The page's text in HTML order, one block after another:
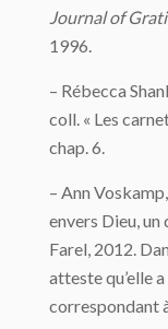
Journal of
1996.
– Rébecca
coll. « Les
chap. 6.
– Ann Voskamp,
envers Dieu,
Farel, 2012.
atteste qu’elle
correspondant